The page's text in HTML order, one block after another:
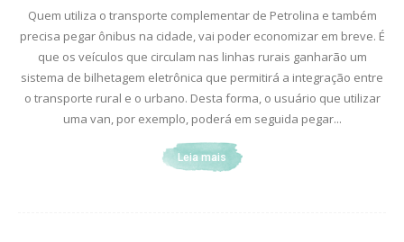
Quem utiliza o transporte complementar de Petrolina e também
precisa pegar ônibus na cidade, vai poder economizar em breve. É
que os veículos que circulam nas linhas rurais ganharão um
sistema de bilhetagem eletrônica que permitirá a integração entre
o transporte rural e o urbano. Desta forma, o usuário que utilizar
uma van, por exemplo, poderá em seguida pegar...
Leia mais